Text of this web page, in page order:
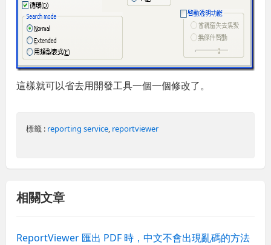
這樣就可以省去用開發工具一個一個修改了。
標籤 : reporting service reportviewer
相關文章
ReportViewer 匯出 PDF 時，中文不會出現亂碼的方法